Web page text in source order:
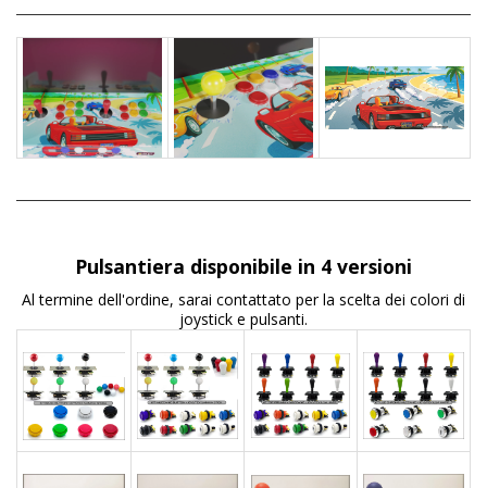
Pulsantiera disponibile in 4 versioni
Al termine dell'ordine, sarai contattato per la scelta dei colori di
joystick e pulsanti.